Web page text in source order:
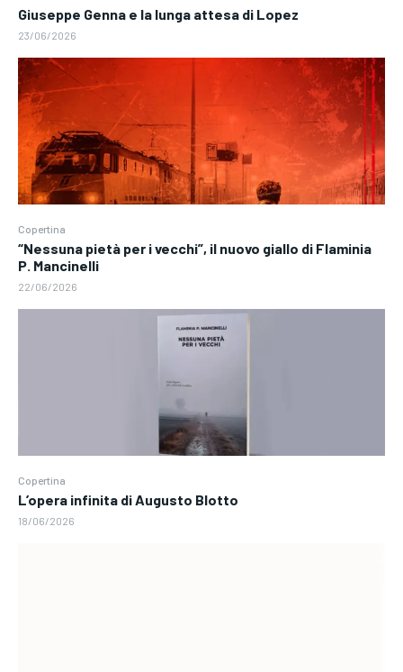
Giuseppe Genna e la lunga attesa di Lopez
23/06/2026
Copertina
“Nessuna pietà per i vecchi”, il nuovo giallo di Flaminia
P. Mancinelli
22/06/2026
Copertina
L’opera infinita di Augusto Blotto
18/06/2026